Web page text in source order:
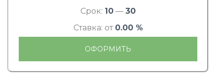
Срок: 10 — 30
Ставка: от 0.00 %
ОФОРМИТЬ